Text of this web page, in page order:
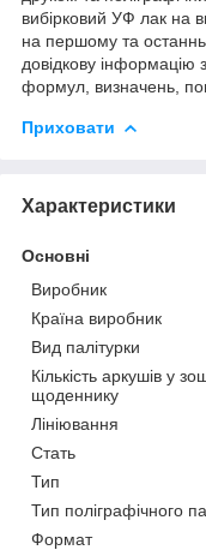
вибірковий УФ лак на
на першому та
довідкову інформацію
формул, визначень,
Приховати
Характеристики
Основні
Виробник
Країна виробник
Вид палітурки
Кількість аркушів у
щоденнику
Лініювання
Стать
Тип
Тип поліграфічного
Формат